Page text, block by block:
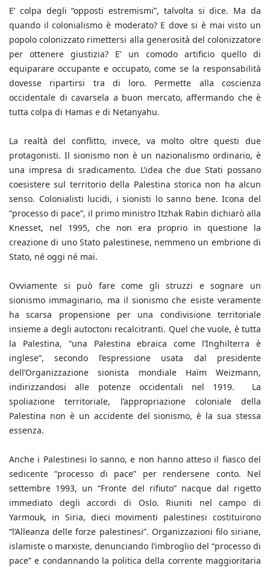
E’ colpa degli “opposti estremismi”, talvolta si dice. Ma da
quando il colonialismo è moderato? E dove si è mai visto un
popolo colonizzato rimettersi alla generosità del colonizzatore
per ottenere giustizia? E’ un comodo artificio quello di
equiparare occupante e occupato, come se la responsabilità
dovesse ripartirsi tra di loro. Permette alla coscienza
occidentale di cavarsela a buon mercato, affermando che è
tutta colpa di Hamas e di Netanyahu.
La realtà del conflitto, invece, va molto oltre questi due
protagonisti. Il sionismo non è un nazionalismo ordinario, è
una impresa di sradicamento. L’idea che due Stati possano
coesistere sul territorio della Palestina storica non ha alcun
senso. Colonialisti lucidi, i sionisti lo sanno bene. Icona del
“processo di pace”, il primo ministro Itzhak Rabin dichiarò alla
Knesset, nel 1995, che non era proprio in questione la
creazione di uno Stato palestinese, nemmeno un embrione di
Stato, né oggi né mai.
Ovviamente si può fare come gli struzzi e sognare un
sionismo immaginario, ma il sionismo che esiste veramente
ha scarsa propensione per una condivisione territoriale
insieme a degli autoctoni recalcitranti. Quel che vuole, è tutta
la Palestina, “una Palestina ebraica come l’Inghilterra è
inglese”, secondo l’espressione usata dal presidente
dell’Organizzazione sionista mondiale Haïm Weizmann,
indirizzandosi alle potenze occidentali nel 1919. La
spoliazione territoriale, l’appropriazione coloniale della
Palestina non è un accidente del sionismo, è la sua stessa
essenza.
Anche i Palestinesi lo sanno, e non hanno atteso il fiasco del
sedicente “processo di pace” per rendersene conto. Nel
settembre 1993, un “Fronte del rifiuto” nacque dal rigetto
immediato degli accordi di Oslo. Riuniti nel campo di
Yarmouk, in Siria, dieci movimenti palestinesi costituirono
“l’Alleanza delle forze palestinesi”. Organizzazioni filo siriane,
islamiste o marxiste, denunciando l’imbroglio del “processo di
pace” e condannando la politica della corrente maggioritaria